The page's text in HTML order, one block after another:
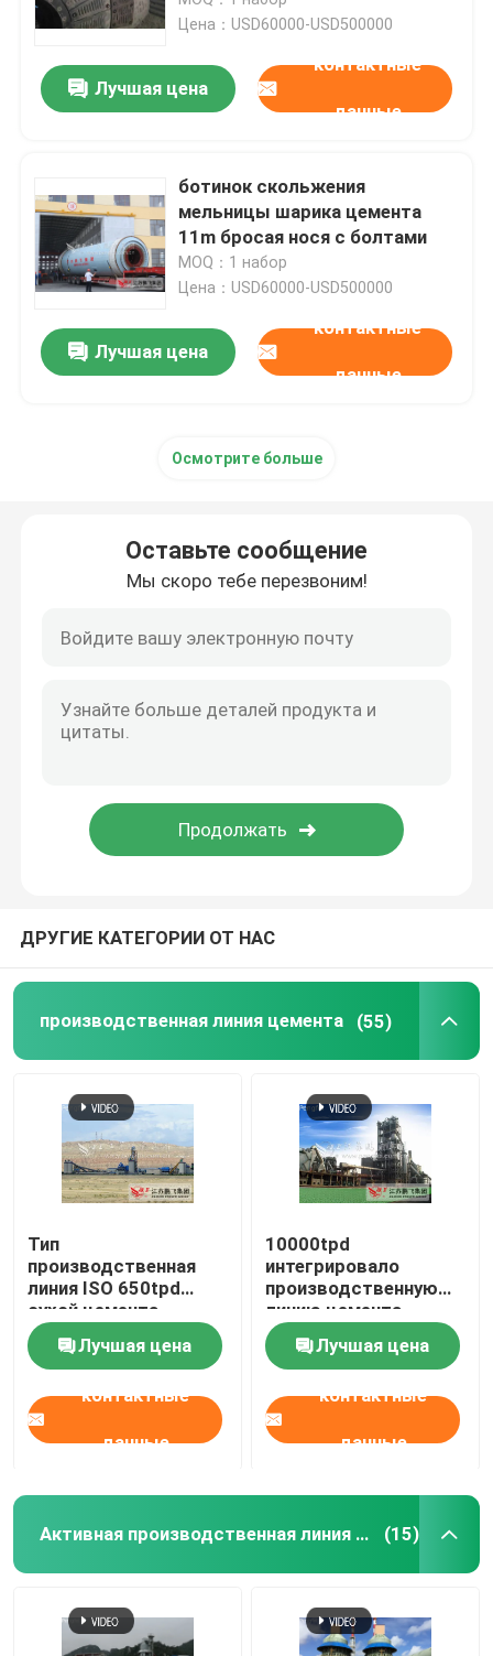
Система роторной печи
Печь металлургии роторная
Завод клинкера цемента
Части роторной печи
Цена：USD60000-USD500000
Лучшая цена
контактные
данные
ботинок скольжения
мельницы шарика цемента
11m бросая нося с болтами
MOQ：1 набор
Цена：USD60000-USD500000
Лучшая цена
контактные
данные
Осмотрите больше
Оставьте сообщение
Мы скоро тебе перезвоним!
ДРУГИЕ КАТЕГОРИИ ОТ НАС
производственная линия цемента (55)
Тип
производственная
линия ISO 650tpd
сухой цемента
Лучшая цена
контактные
данные
10000tpd
интегрировало
производственную
линию цемента
завода цемента OPC
Лучшая цена
контактные
данные
Активная производственная линия известки (15)